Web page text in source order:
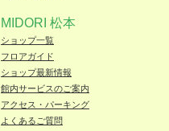
MIDORI 松本
ショップ一覧
フロアガイド
ショップ最新情報
館内サービスのご案内
アクセス・パーキング
よくあるご質問